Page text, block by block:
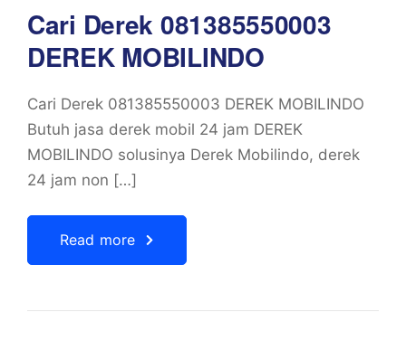
Cari Derek 081385550003
DEREK MOBILINDO
Cari Derek 081385550003 DEREK MOBILINDO
Butuh jasa derek mobil 24 jam DEREK
MOBILINDO solusinya Derek Mobilindo, derek
24 jam non […]
Read more